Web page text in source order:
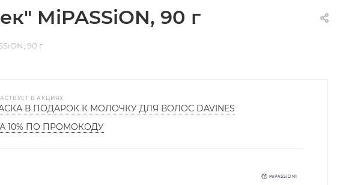
MiPASSiON, 90 г
90 г
В АКЦИЯХ
В ПОДАРОК К МОЛОЧКУ ДЛЯ ВОЛОС DAVINES
10% ПО ПРОМОКОДУ